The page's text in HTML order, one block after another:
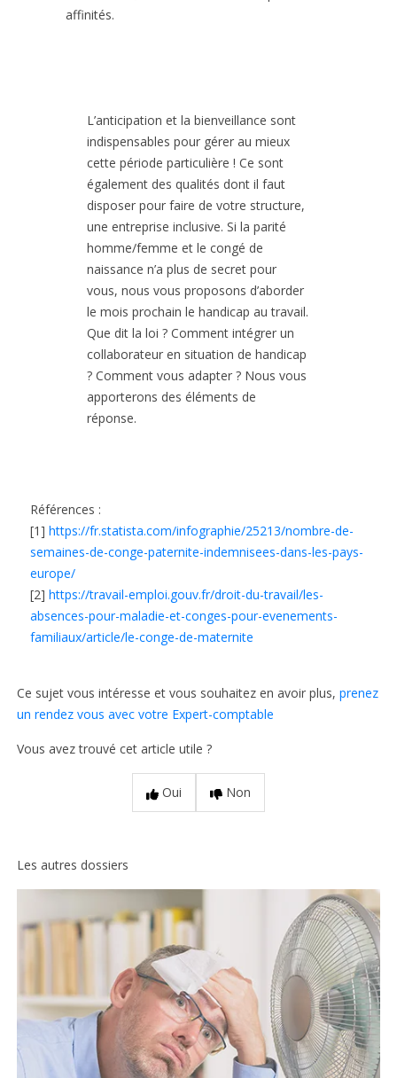
affinités.
L’anticipation et la bienveillance sont
indispensables pour gérer au mieux
cette période particulière ! Ce sont
également des qualités dont il faut
disposer pour faire de votre structure,
une entreprise inclusive. Si la parité
homme/femme et le congé de
naissance n’a plus de secret pour
vous, nous vous proposons d’aborder
le mois prochain le handicap au travail.
Que dit la loi ? Comment intégrer un
collaborateur en situation de handicap
? Comment vous adapter ? Nous vous
apporterons des éléments de
réponse.
Références :
[1] https://fr.statista.com/infographie/25213/nombre-de-
semaines-de-conge-paternite-indemnisees-dans-les-pays-
europe/
[2] https://travail-emploi.gouv.fr/droit-du-travail/les-
absences-pour-maladie-et-conges-pour-evenements-
familiaux/article/le-conge-de-maternite
Ce sujet vous intéresse et vous souhaitez en avoir plus, prenez
un rendez vous avec votre Expert-comptable
Vous avez trouvé cet article utile ?
Oui Non
Les autres dossiers